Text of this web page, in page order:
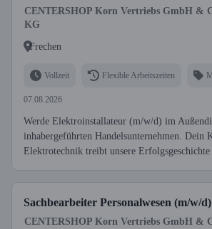
CENTERSHOP Korn Vertriebs GmbH &
KG
Frechen
Vollzeit Flexible Arbeitszeiten
07.08.2026
Werde Elektroinstallateur (m/w/d) im
inhabergeführten Handelsunternehmen. Dein
Elektrotechnik treibt unsere
Sachbearbeiter Personalwesen (m/w/d)
CENTERSHOP Korn Vertriebs GmbH &